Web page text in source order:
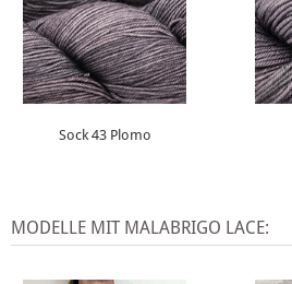
Sock 43 Plomo
MODELLE MIT MALABRIGO LACE: